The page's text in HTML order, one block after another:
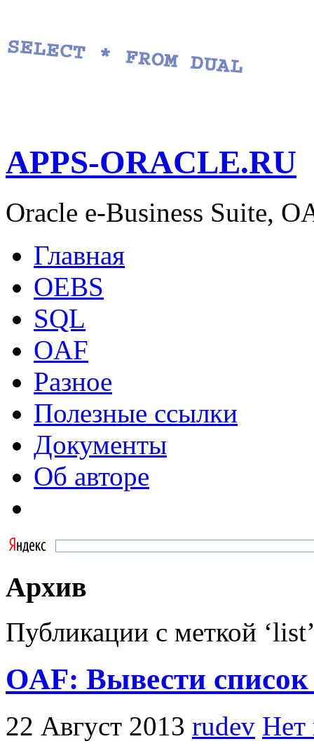
APPS-ORACLE.RU
Oracle e-Business Suite,
Главная
OEBS
SQL
OAF
Разное
Полезные ссылки
Документы
Об авторе
Архив
Публикации с меткой
OAF: Вывести список
22 Август 2013 rudev Нет